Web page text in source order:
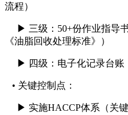
流程）
▶ 三级：50+份作业指导书
《油脂回收处理标准》）
▶ 四级：电子化记录台账
• 关键控制点：
▶ 实施HACCP体系（关键